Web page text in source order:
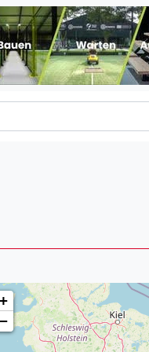
am Main
+
−